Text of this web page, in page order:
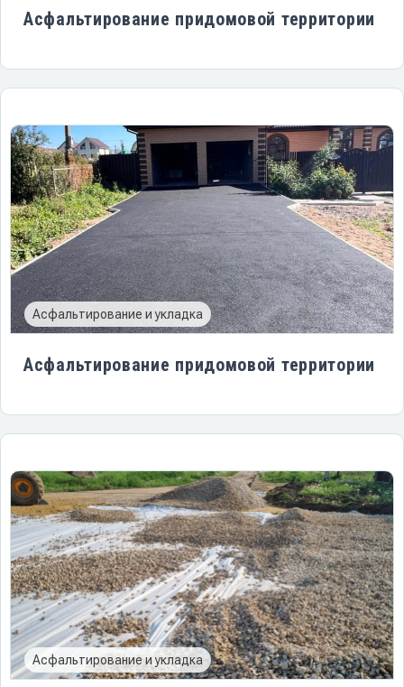
Асфальтирование придомовой территории
Асфальтирование и укладка
Асфальтирование придомовой территории
Асфальтирование и укладка